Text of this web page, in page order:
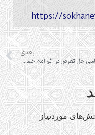
بعدی
روش‌شناسي حل تعارض در آثار امام خميني (ره)
موردنیاز